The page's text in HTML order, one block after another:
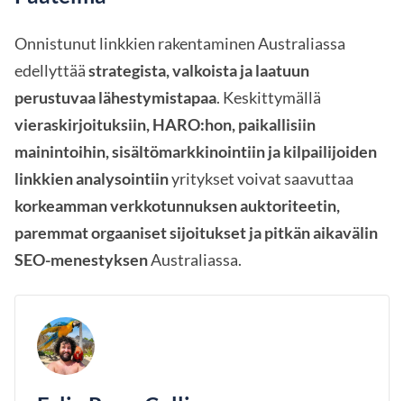
Onnistunut linkkien rakentaminen Australiassa
edellyttäästrategista, valkoista ja laatuun
perustuvaa lähestymistapaa. Keskittymällä
vieraskirjoituksiin, HARO:hon, paikallisiin
mainintoihin, sisältömarkkinointiin ja kilpailijoiden
linkkien analysointiinyritykset voivat saavuttaa
korkeamman verkkotunnuksen auktoriteetin,
paremmat orgaaniset sijoitukset ja pitkän aikavälin
SEO-menestyksenAustraliassa.